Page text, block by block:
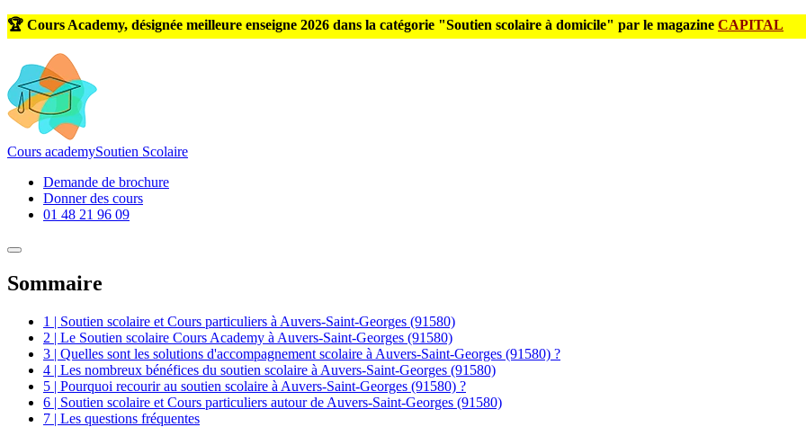
🏆 Cours Academy, désignée meilleure enseigne 2026 dans la catégorie "Soutien scolaire à domicile" par le magazine CAPITAL
Cours academySoutien Scolaire
Demande de brochure
Donner des cours
01 48 21 96 09
Sommaire
1 | Soutien scolaire et Cours particuliers à Auvers-Saint-Georges (91580)
2 | Le Soutien scolaire Cours Academy à Auvers-Saint-Georges (91580)
3 | Quelles sont les solutions d'accompagnement scolaire à Auvers-Saint-Georges (91580) ?
4 | Les nombreux bénéfices du soutien scolaire à Auvers-Saint-Georges (91580)
5 | Pourquoi recourir au soutien scolaire à Auvers-Saint-Georges (91580) ?
6 | Soutien scolaire et Cours particuliers autour de Auvers-Saint-Georges (91580)
7 | Les questions fréquentes